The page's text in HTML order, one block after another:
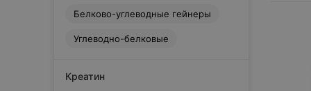
комбинат
Белково-углеводные гейнеры
Углеводно-белковые
Креатин